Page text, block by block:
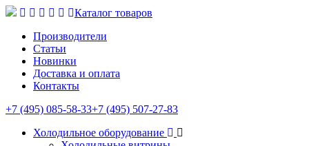
Каталог товаров
Производители
Статьи
Новинки
Доставка и оплата
Контакты
+7 (495) 085-58-33+7 (495) 507-27-83
Холодильное оборудование